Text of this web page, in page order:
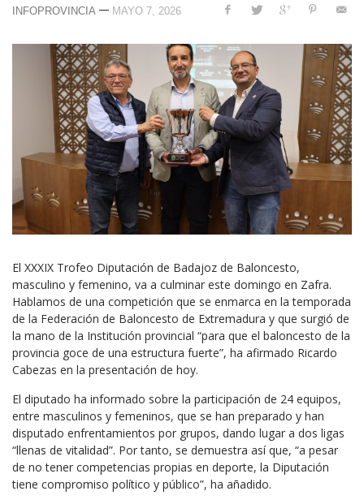
INFOPROVINCIA — MAYO 7, 2026
El XXXIX Trofeo Diputación de Badajoz de Baloncesto,
masculino y femenino, va a culminar este domingo en Zafra.
Hablamos de una competición que se enmarca en la temporada
de la Federación de Baloncesto de Extremadura y que surgió de
la mano de la Institución provincial “para que el baloncesto de la
provincia goce de una estructura fuerte”, ha afirmado Ricardo
Cabezas en la presentación de hoy.
El diputado ha informado sobre la participación de 24 equipos,
entre masculinos y femeninos, que se han preparado y han
disputado enfrentamientos por grupos, dando lugar a dos ligas
“llenas de vitalidad”. Por tanto, se demuestra así que, “a pesar
de no tener competencias propias en deporte, la Diputación
tiene compromiso político y público”, ha añadido.